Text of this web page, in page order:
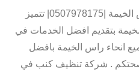
شركة تنظيف كنب في راس الخيمة |0507978175| تتميز
بتقديم افضل الخدمات في
انحاء راس الخيمة بافضل
صحتكم . شركة تنظيف كنب في